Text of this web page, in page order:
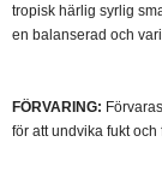
tropisk härlig syrlig
en balanserad och
FÖRVARING:
för att undvika fukt